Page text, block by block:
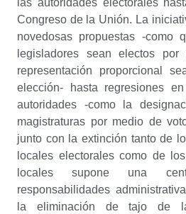
las autoridades electorales
Congreso de la Unión. La
novedosas propuestas -como
legisladores sean electos
representación proporcional
elección- hasta regresiones
autoridades -como la
magistraturas por medio de
junto con la extinción tanto de
locales electorales como de
locales supone una
responsabilidades
la eliminación de tajo de